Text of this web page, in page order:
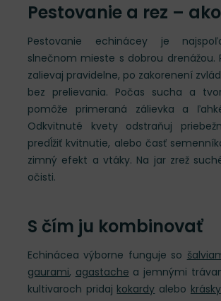
Pestovanie a rez –
Pestovanie echinácey je
slnečnom mieste s dobrou drenážou.
zalievaj pravidelne, po zakorenení
bez prelievania. Počas sucha a
pomôže primeraná zálievka a
Odkvitnuté kvety odstraňuj
predĺžiť kvitnutie, alebo časť
zimný efekt a vtáky. Na jar zrež
očisti.
S čím ju kombinovať
Echinácea výborne funguje so
gaurami, agastache a jemnými
kultivaroch pridaj kokardy alebo krásky